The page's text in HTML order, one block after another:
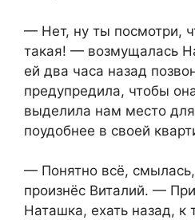
— Нет, ну ты посмотри,
такая! — возмущалась
ей два часа назад
предупредила, чтобы
выделила нам место
поудобнее в своей
— Понятно всё,
произнёс Виталий. —
Наташка, ехать назад, к